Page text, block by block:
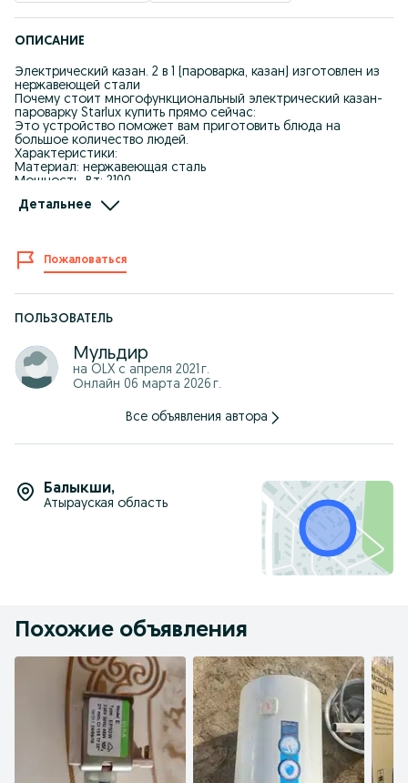
ОПИСАНИЕ
Электрический казан. 2 в 1 (пароварка, казан) изготовлен из
нержавеющей стали
Почему стоит многофункциональный электрический казан-
пароварку Starlux купить прямо сейчас:
Это устройство поможет вам приготовить блюда на
большое количество людей.
Характеристики:
Материал: нержавеющая сталь
Мощность, Вт: 2100
Частота, Гц: 50
Функций: Тушить, Жарить, Варить, Приготовление на пару
Электрический котел предназначен для приготовления
первых, вторых и третьих блюд, а также варки овощей,
колбас, окороков, зефирных масс в домашних условиях, а
питания.Устройство поможет вам обслужить большое
домашних условиях, так и в общественных заведениях.
Подробнее пишите на ватцап 87******138
Детальнее
Пожаловаться
ПОЛЬЗОВАТЕЛЬ
Мульдир
на OLX с апреля 2021 г.
Онлайн 06 марта 2026 г.
Все объявления автора
Балыкши,
Атырауская область
Похожие объявления